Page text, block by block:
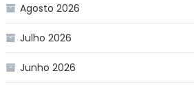
Agosto 2026
Julho 2026
Junho 2026